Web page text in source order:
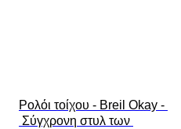
Ρολόι τοίχου - Breil Okay -
Σύγχρονη στυλ των